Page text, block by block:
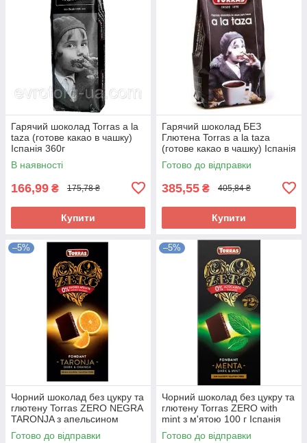
Гарячий шоколад Torras a la
taza (готове какао в чашку)
Іспанія 360г
В наявності
166,99 ₴ 175,78 ₴
Купити
Гарячий шоколад БЕЗ
Глютена Torras a la taza
(готове какао в чашку) Іспанія
1кг
Готово до відправки
385,55 ₴ 405,84 ₴
Купити
–5%
Чорний шоколад без цукру та
глютену Torras ZERO NEGRA
TARONJA з апельсином
Іспанія 125 г
Готово до відправки
–5%
Чорний шоколад без цукру та
глютену Torras ZERO with
mint з м'ятою 100 г Іспанія
Готово до відправки